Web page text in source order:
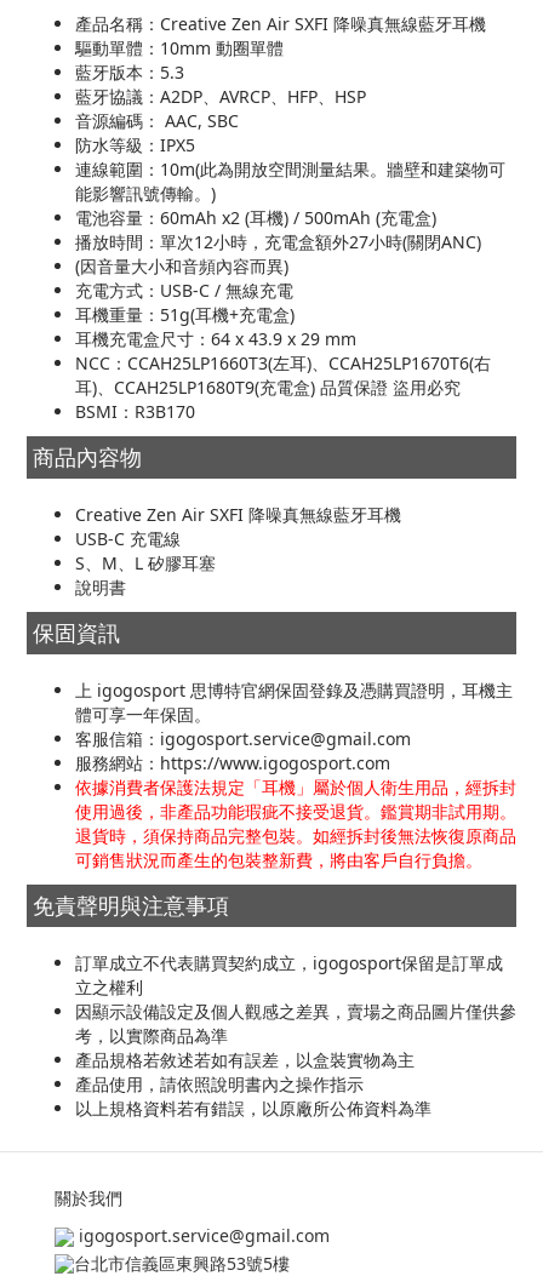
產品名稱：Creative Zen Air SXFI 降噪真無線藍牙耳機
驅動單體：10mm 動圈單體
藍牙版本：5.3
藍牙協議：A2DP、AVRCP、HFP、HSP
音源編碼： AAC, SBC
防水等級：IPX5
連線範圍：10m(此為開放空間測量結果。牆壁和建築物可
能影響訊號傳輸。)
電池容量：60mAh x2 (耳機) / 500mAh (充電盒)
播放時間：單次12小時，充電盒額外27小時(關閉ANC)
(因音量大小和音頻內容而異)
充電方式：USB-C / 無線充電
耳機重量：51g(耳機+充電盒)
耳機充電盒尺寸：64 x 43.9 x 29 mm
NCC：CCAH25LP1660T3(左耳)、CCAH25LP1670T6(右
耳)、CCAH25LP1680T9(充電盒) 品質保證 盜用必究
BSMI：R3B170
商品內容物
Creative Zen Air SXFI 降噪真無線藍牙耳機
USB-C 充電線
S、M、L 矽膠耳塞
說明書
保固資訊
上 igogosport 思博特官網保固登錄及憑購買證明，耳機主
體可享一年保固。
客服信箱：igogosport.service@gmail.com
服務網站：https://www.igogosport.com
依據消費者保護法規定「耳機」屬於個人衛生用品，經拆封
使用過後，非產品功能瑕疵不接受退貨。鑑賞期非試用期。
退貨時，須保持商品完整包裝。如經拆封後無法恢復原商品
可銷售狀況而產生的包裝整新費，將由客戶自行負擔。
免責聲明與注意事項
訂單成立不代表購買契約成立，igogosport保留是訂單成
立之權利
因顯示設備設定及個人觀感之差異，賣場之商品圖片僅供參
考，以實際商品為準
產品規格若敘述若如有誤差，以盒裝實物為主
產品使用，請依照說明書內之操作指示
以上規格資料若有錯誤，以原廠所公佈資料為準
關於我們
igogosport.service@gmail.com
台北市信義區東興路53號5樓